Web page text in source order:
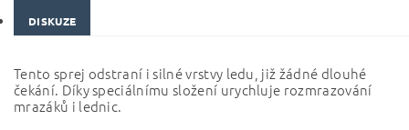
DISKUZE
Tento sprej odstraní i silné vrstvy ledu, již žádné dlouhé
čekání. Díky speciálnímu složení urychluje rozmrazování
mrazáků i lednic.